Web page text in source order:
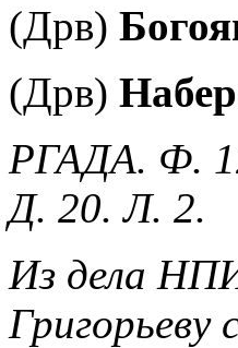
(Дрв)
(Дрв)
РГАДА. Ф.
Д. 20. Л. 2.
Из дела
Григорьеву